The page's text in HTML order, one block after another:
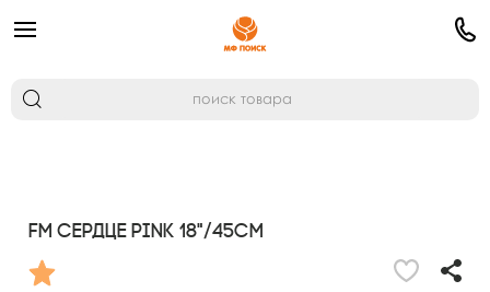
FM Сердце PINK 18"/45см